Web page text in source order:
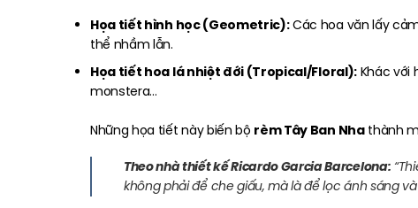
Họa tiết hình học (Geometric):Các hoa văn lấy
thể nhầm lẫn.
Họa tiết hoa lá nhiệt đới (Tropical/Floral):Khác với
monstera…
Những họa tiết này biến bộ rèm Tây Ban Nhathành
Theo nhà thiết kế Ricardo Garcia Barcelona:
không phải để che giấu, mà là để lọc ánh sáng